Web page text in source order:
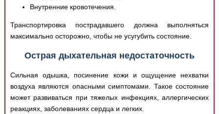
Внутренние кровотечения.
Транспортировка пострадавшего должна выполняться
максимально осторожно, чтобы не усугубить состояние.
Острая дыхательная недостаточность
Сильная одышка, посинение кожи и ощущение нехватки
воздуха являются опасными симптомами. Такое состояние
может развиваться при тяжелых инфекциях, аллергических
реакциях, заболеваниях сердца и легких.